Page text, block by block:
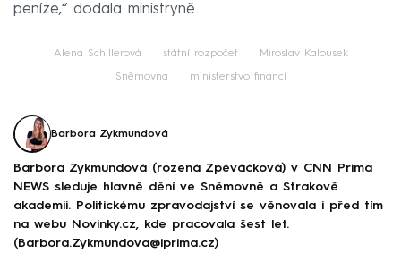
peníze,“ dodala ministryně.
Alena Schillerová státní rozpočet Miroslav Kalousek
Sněmovna ministerstvo financí
Barbora Zykmundová
Barbora Zykmundová (rozená Zpěváčková) v CNN Prima
NEWS sleduje hlavně dění ve Sněmovně a Strakově
akademii. Politickému zpravodajství se věnovala i před tím
na webu Novinky.cz, kde pracovala šest let.
(Barbora.Zykmundova@iprima.cz)